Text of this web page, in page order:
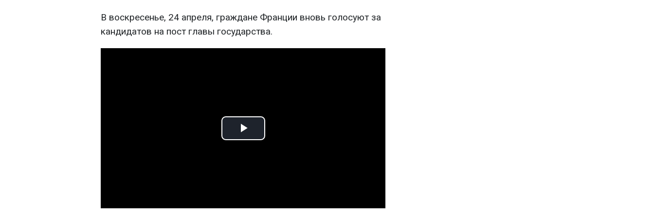
В воскресенье, 24 апреля, граждане Франции вновь голосуют за
кандидатов на пост главы государства.
Play